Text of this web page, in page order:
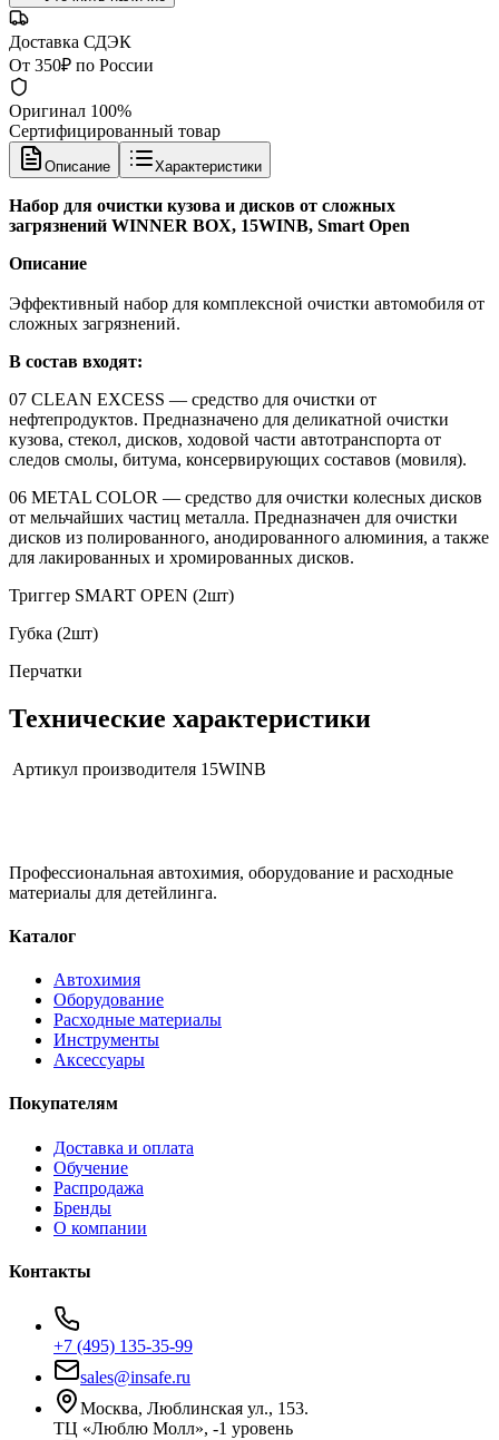
Доставка СДЭК
От 350₽ по России
Оригинал 100%
Сертифицированный товар
Описание Характеристики
Набор для очистки кузова и дисков от сложных
загрязнений WINNER BOX, 15WINB, Smart Open
Описание
Эффективный набор для комплексной очистки автомобиля от
сложных загрязнений.
В состав входят:
07 CLEAN EXCESS — средство для очистки от
нефтепродуктов. Предназначено для деликатной очистки
кузова, стекол, дисков, ходовой части автотранспорта от
следов смолы, битума, консервирующих составов (мовиля).
06 METAL COLOR — средство для очистки колесных дисков
от мельчайших частиц металла. Предназначен для очистки
дисков из полированного, анодированного алюминия, а также
для лакированных и хромированных дисков.
Триггер SMART OPEN (2шт)
Губка (2шт)
Перчатки
Технические характеристики
Артикул производителя 15WINB
Профессиональная автохимия, оборудование и расходные
материалы для детейлинга.
Каталог
Автохимия
Оборудование
Расходные материалы
Инструменты
Аксессуары
Покупателям
Доставка и оплата
Обучение
Распродажа
Бренды
О компании
Контакты
+7 (495) 135-35-99
sales@insafe.ru
Москва, Люблинская ул., 153.
ТЦ «Люблю Молл», -1 уровень